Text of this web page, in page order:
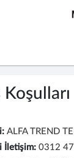
Koşulları
ALFA TREND
İletişim: 0312